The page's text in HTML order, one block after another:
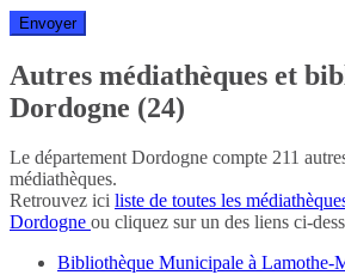
Autres médiathèques et
Dordogne (24)
Le département Dordogne compte 211
médiathèques.
Retrouvez ici liste de toutes les
Dordogne ou cliquez sur un des liens ci-
Bibliothèque Municipale à Lamothe-